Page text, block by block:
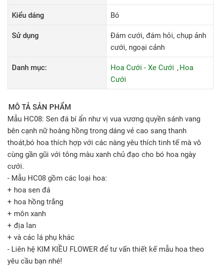
Kiểu dáng Bó
Sử dụng
Đám cưới, đám hỏi, chụp ảnh
cưới, ngoại cảnh
Danh mục: Hoa Cưới - Xe Cưới
Hoa
Cưới
MÔ TẢ SẢN PHẨM
Mẫu HC08: Sen đá bí ẩn như vị vua vương quyền sánh vang
bên cạnh nữ hoàng hồng trong dáng vẻ cao sang thanh
thoát,bó hoa thích hợp với các nàng yêu thích tinh tế mà vô
cùng gần gũi với tông màu xanh chủ đạo cho bó hoa ngày
cưới.
- Mẫu HC08 gồm các loại hoa:
+ hoa sen đá
+ hoa hồng trắng
+ môn xanh
+ địa lan
+ và các lá phụ khác
- Liên hệ KIM KIỀU FLOWER để tư vấn thiết kế mẫu hoa theo
yêu cầu bạn nhé!